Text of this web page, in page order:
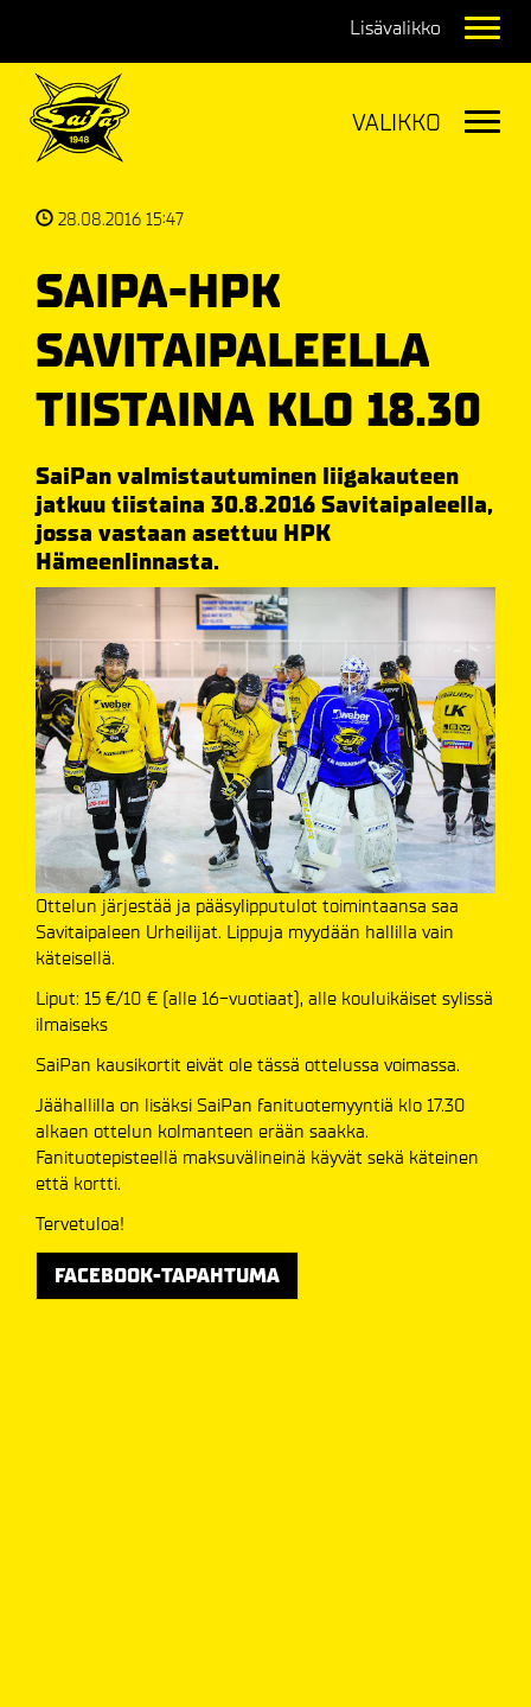
28.08.2016 15:47
SAIPA-HPK
SAVITAIPALEELLA
TIISTAINA KLO 18.30
SaiPan valmistautuminen liigakauteen
jatkuu tiistaina 30.8.2016 Savitaipaleella,
jossa vastaan asettuu HPK
Hämeenlinnasta.
Ottelun järjestää ja pääsylipputulot toimintaansa saa
Savitaipaleen Urheilijat. Lippuja myydään hallilla vain
käteisellä.
Liput: 15 €/10 € (alle 16-vuotiaat), alle kouluikäiset sylissä
ilmaiseks
SaiPan kausikortit eivät ole tässä ottelussa voimassa.
Jäähallilla on lisäksi SaiPan fanituotemyyntiä klo 17.30
alkaen ottelun kolmanteen erään saakka.
Fanituotepisteellä maksuvälineinä käyvät sekä käteinen
että kortti.
Tervetuloa!
FACEBOOK-TAPAHTUMA